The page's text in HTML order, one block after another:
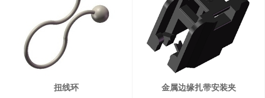
扭线环 金属边缘扎带安装夹